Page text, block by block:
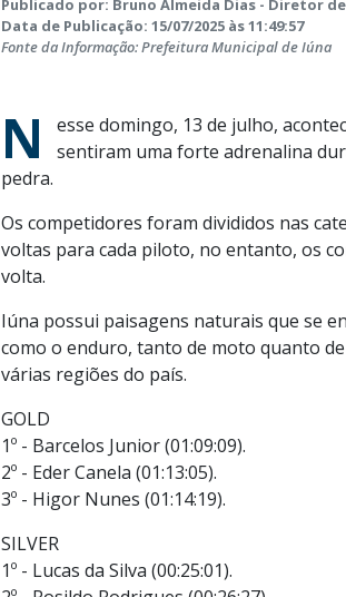
Publicado por: Bruno Almeida Dias - Diretor
Data de Publicação: 15/07/2025 às 11:49:57
Fonte da Informação: Prefeitura Municipal de Iúna
N
esse domingo, 13 de julho,
sentiram uma forte adrenalina
pedra.
Os competidores foram divididos nas
voltas para cada piloto, no entanto, os
volta.
Iúna possui paisagens naturais que se
como o enduro, tanto de moto quanto
várias regiões do país.
GOLD
1º - Barcelos Junior (01:09:09).
2º - Eder Canela (01:13:05).
3º - Higor Nunes (01:14:19).
SILVER
1º - Lucas da Silva (00:25:01).